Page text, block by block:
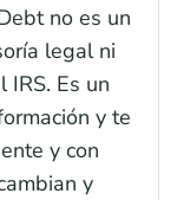
no es un
legal ni
Es un
y te
y con
y